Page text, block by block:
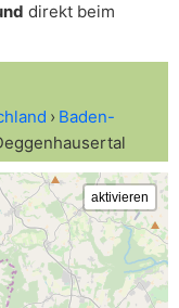
direkt beim
Baden-